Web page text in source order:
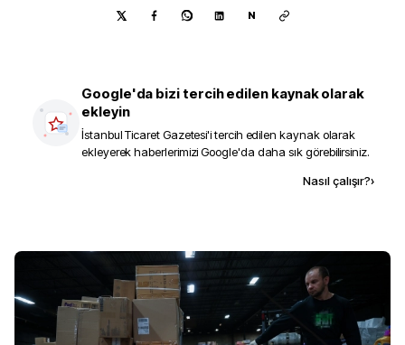
N
Google'da bizi tercih edilen kaynak olarak
ekleyin
İstanbul Ticaret Gazetesi'i tercih edilen kaynak olarak
ekleyerek haberlerimizi Google'da daha sık görebilirsiniz.
Nasıl çalışır?›